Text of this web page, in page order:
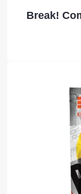
Break!